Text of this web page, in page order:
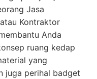
Jasa
Kontraktor
Anda
ruang kedap
yang
juga perihal badget